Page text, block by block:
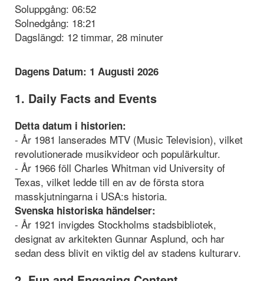
Soluppgång: 06:52
Solnedgång: 18:21
Dagslängd: 12 timmar, 28 minuter
Dagens Datum: 1 Augusti 2026
1. Daily Facts and Events
Detta datum i historien:
- År 1981 lanserades MTV (Music Television), vilket
revolutionerade musikvideor och populärkultur.
- År 1966 föll Charles Whitman vid University of
Texas, vilket ledde till en av de första stora
masskjutningarna i USA:s historia.
Svenska historiska händelser:
- År 1921 invigdes Stockholms stadsbibliotek,
designat av arkitekten Gunnar Asplund, och har
sedan dess blivit en viktig del av stadens kulturarv.